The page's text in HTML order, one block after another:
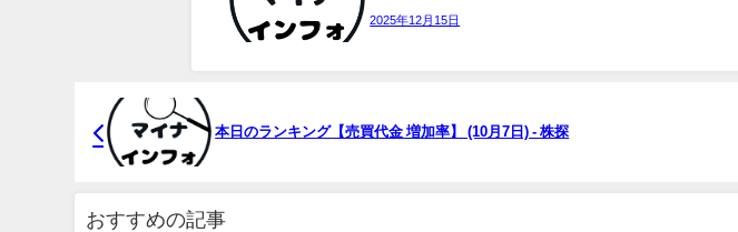
2025年12月15日
本日のランキング【売買代金 増加率】 (10月7日) - 株探
おすすめの記事